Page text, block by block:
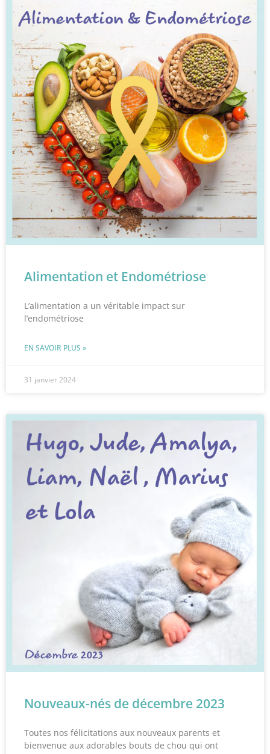
Alimentation et Endométriose
L’alimentation a un véritable impact sur
l’endométriose
EN SAVOIR PLUS »
31 janvier 2024
Nouveaux-nés de décembre 2023
Toutes nos félicitations aux nouveaux parents et
bienvenue aux adorables bouts de chou qui ont